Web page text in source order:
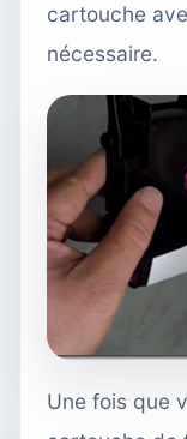
cartouche
nécessaire.
Une fois que